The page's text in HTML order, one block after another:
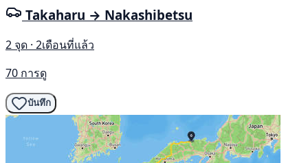
Takaharu → Nakashibetsu
2 จุด · 2เดือนที่แล้ว
70 การดู
บันทึก